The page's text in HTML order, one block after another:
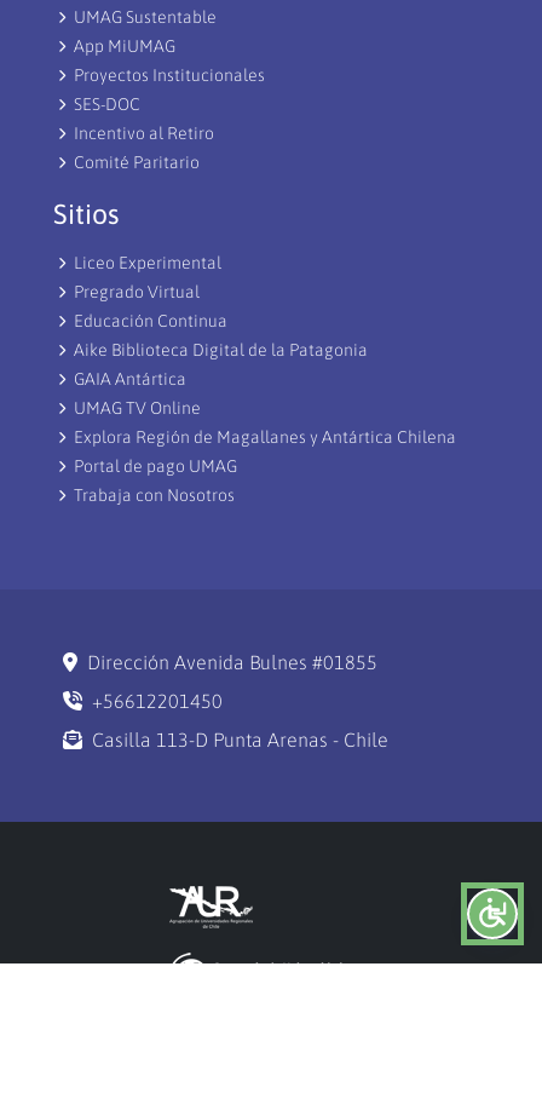
UMAG Sustentable
App MiUMAG
Proyectos Institucionales
SES-DOC
Incentivo al Retiro
Comité Paritario
Sitios
Liceo Experimental
Pregrado Virtual
Educación Continua
Aike Biblioteca Digital de la Patagonia
GAIA Antártica
UMAG TV Online
Explora Región de Magallanes y Antártica Chilena
Portal de pago UMAG
Trabaja con Nosotros
Dirección Avenida Bulnes #01855
+56612201450
Casilla 113-D Punta Arenas - Chile